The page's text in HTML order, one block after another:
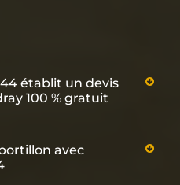
établit un devis
100 % gratuit
avec